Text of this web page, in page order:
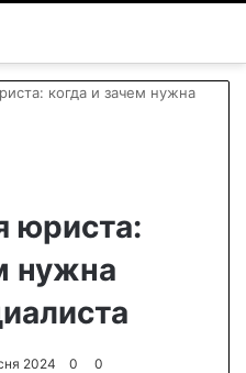
когда и зачем нужна
юриста:
нужна
2024 0 0